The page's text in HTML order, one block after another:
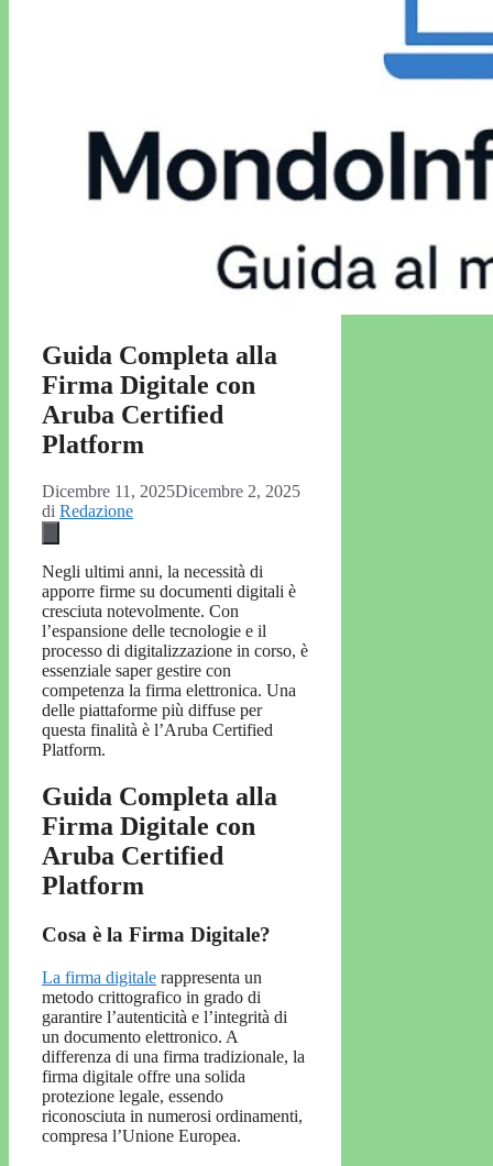
Guida Completa alla
Firma Digitale con
Aruba Certified
Platform
Dicembre 11, 2025Dicembre 2, 2025
di Redazione
Negli ultimi anni, la necessità di
apporre firme su documenti digitali è
cresciuta notevolmente. Con
l’espansione delle tecnologie e il
processo di digitalizzazione in corso, è
essenziale saper gestire con
competenza la firma elettronica. Una
delle piattaforme più diffuse per
questa finalità è l’Aruba Certified
Platform.
Guida Completa alla
Firma Digitale con
Aruba Certified
Platform
Cosa è la Firma Digitale?
La firma digitale rappresenta un
metodo crittografico in grado di
garantire l’autenticità e l’integrità di
un documento elettronico. A
differenza di una firma tradizionale, la
firma digitale offre una solida
protezione legale, essendo
riconosciuta in numerosi ordinamenti,
compresa l’Unione Europea.